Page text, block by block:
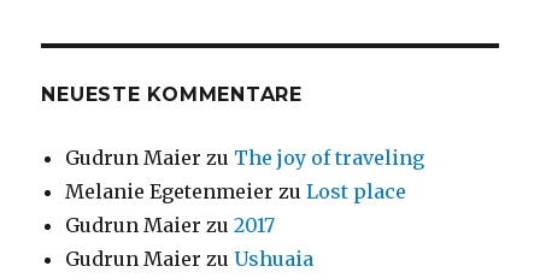
NEUESTE KOMMENTARE
Gudrun Maier zu The joy of traveling
Melanie Egetenmeier zuLost place
Gudrun Maier zu2017
Gudrun Maier zuUshuaia